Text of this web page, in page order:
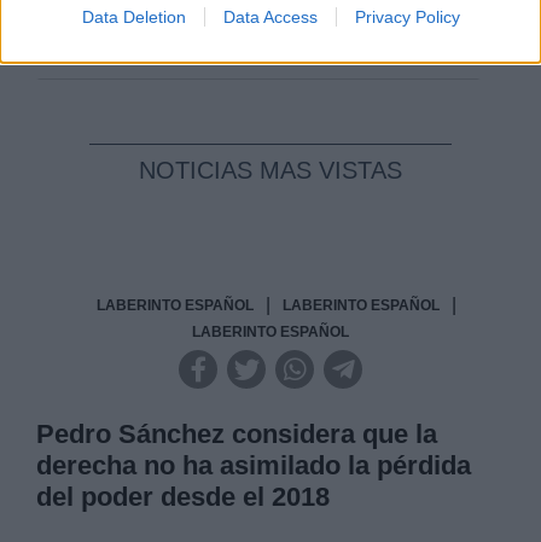
Data Deletion Data Access Privacy Policy
mi pesadilla
NOTICIAS MAS VISTAS
LABERINTO ESPAÑOL LABERINTO ESPAÑOL
LABERINTO ESPAÑOL
Pedro Sánchez considera que la
derecha no ha asimilado la pérdida
del poder desde el 2018